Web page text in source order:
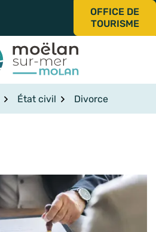
OFFICE DE
TOURISME
État civil Divorce